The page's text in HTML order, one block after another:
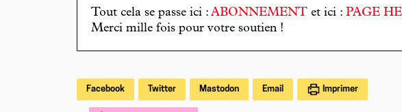
Tout cela se passe ici : ABONNEMENT et ici : PAGE
Merci mille fois pour votre soutien !
Facebook Twitter Mastodon Email Imprimer